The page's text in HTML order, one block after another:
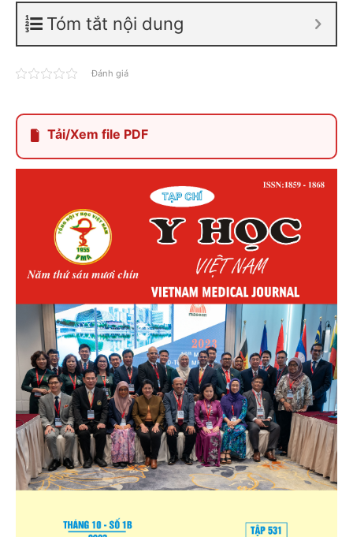
Tóm tắt nội dung
Đánh giá
Tải/Xem file PDF